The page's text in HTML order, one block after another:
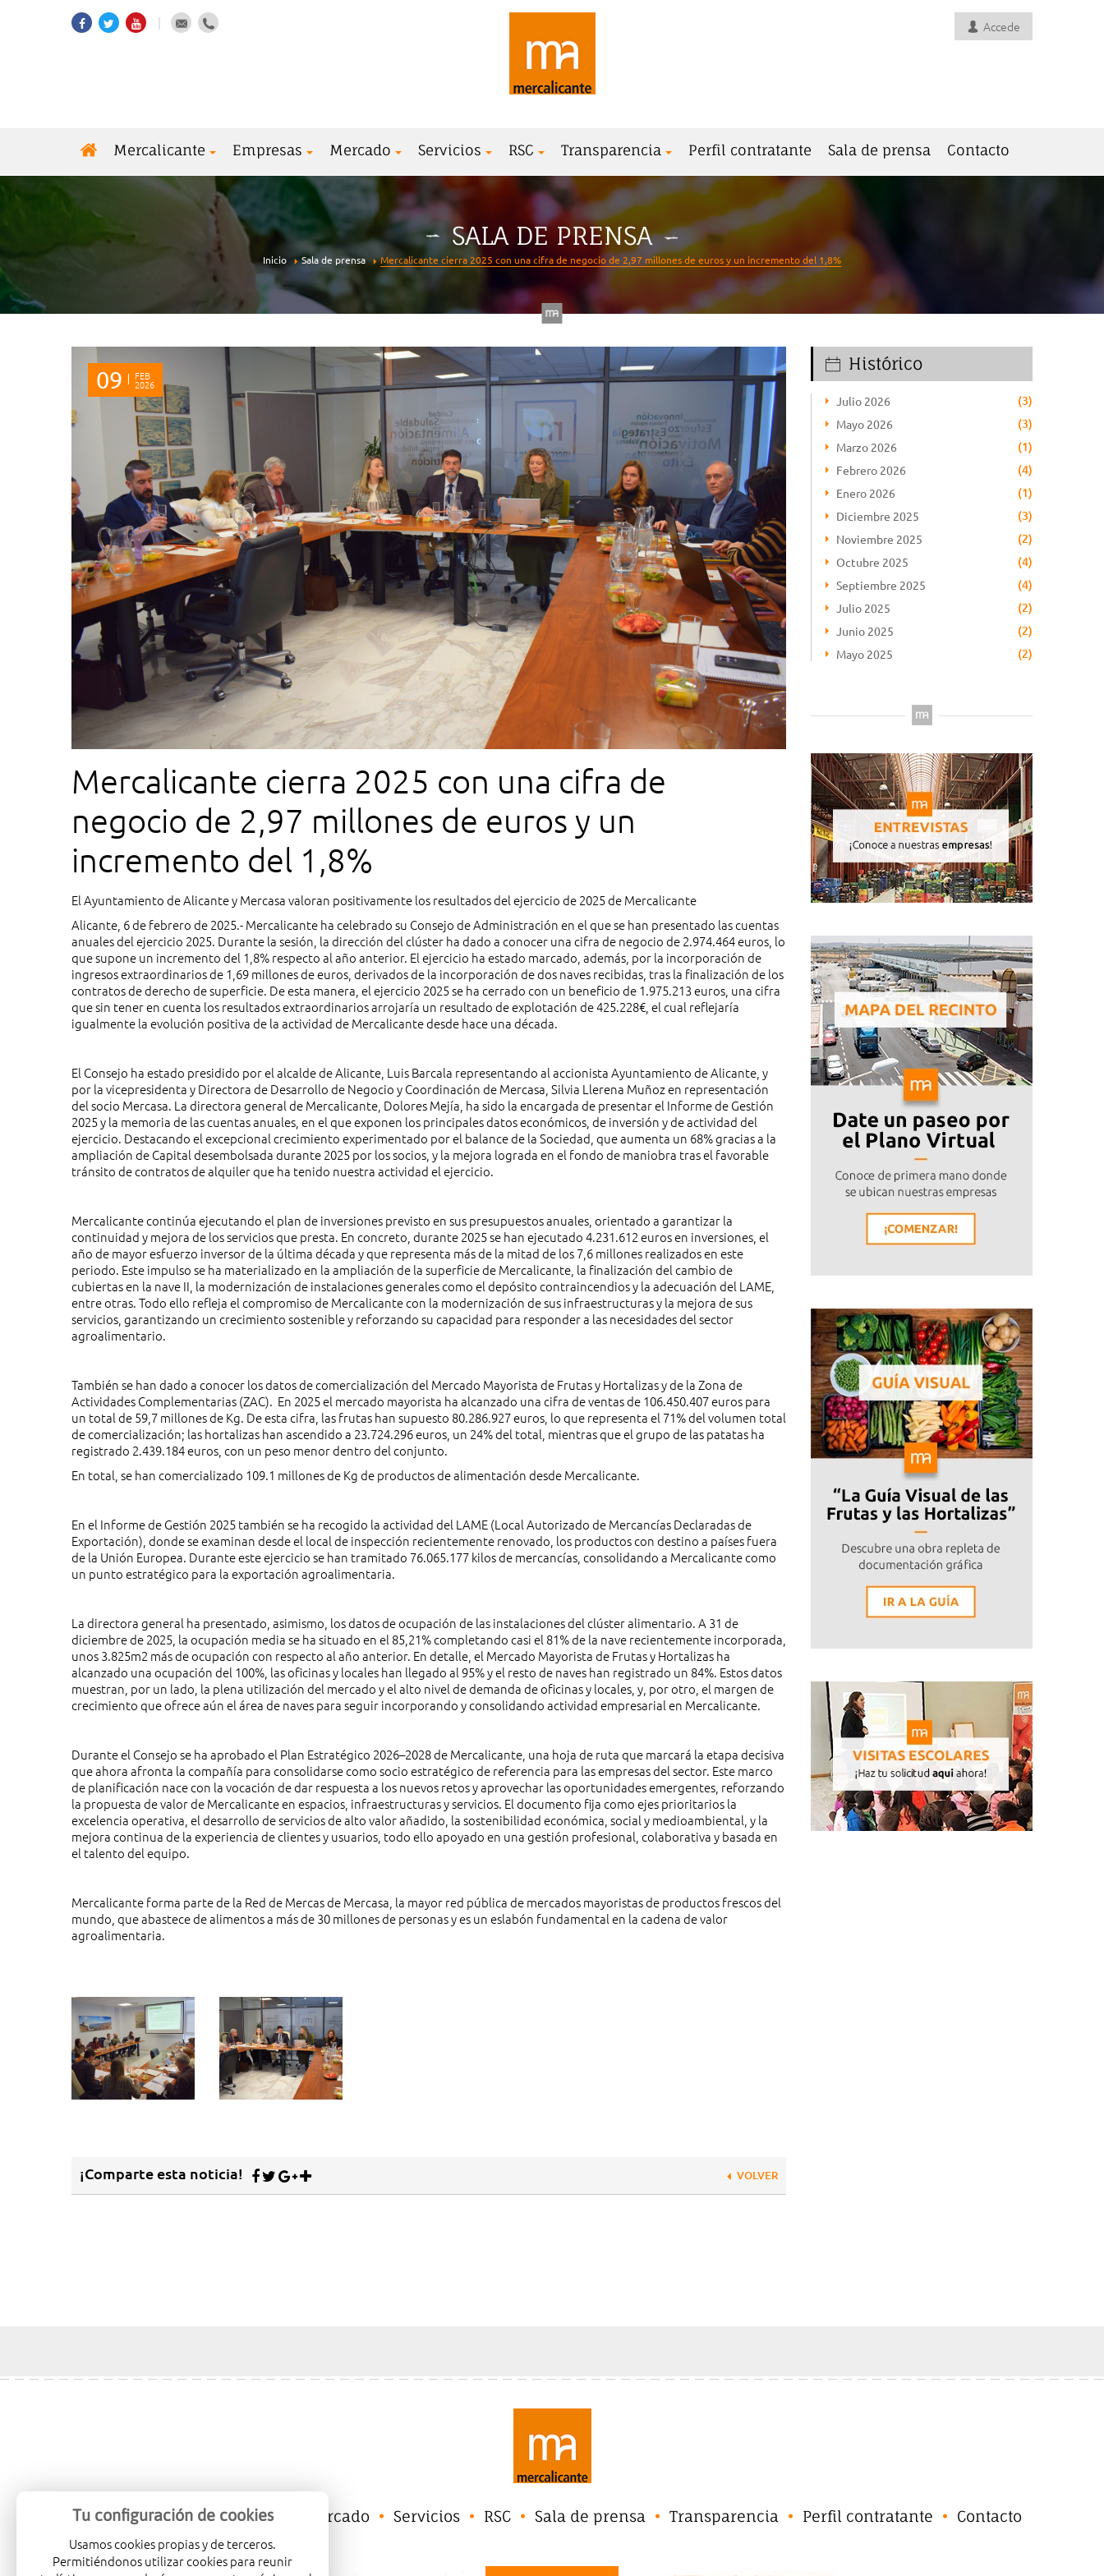
Accede
Mercalicante Empresas Mercado Servicios RSC Transparencia Perfil contratante Sala de prensa Contacto
SALA DE PRENSA
Inicio Sala de prensa Mercalicante cierra 2025 con una cifra de negocio de 2,97 millones de euros y un incremento del 1,8%
09 FEB
2026
Mercalicante cierra 2025 con una cifra de
negocio de 2,97 millones de euros y un
incremento del 1,8%
El Ayuntamiento de Alicante y Mercasa valoran positivamente los resultados del ejercicio de 2025 de Mercalicante
Alicante, 6 de febrero de 2025.- Mercalicante ha celebrado su Consejo de Administración en el que se han presentado las cuentas
anuales del ejercicio 2025. Durante la sesión, la dirección del clúster ha dado a conocer una cifra de negocio de 2.974.464 euros, lo
que supone un incremento del 1,8% respecto al año anterior. El ejercicio ha estado marcado, además, por la incorporación de
ingresos extraordinarios de 1,69 millones de euros, derivados de la incorporación de dos naves recibidas, tras la finalización de los
contratos de derecho de superficie. De esta manera, el ejercicio 2025 se ha cerrado con un beneficio de 1.975.213 euros, una cifra
que sin tener en cuenta los resultados extraordinarios arrojaría un resultado de explotación de 425.228€, el cual reflejaría
igualmente la evolución positiva de la actividad de Mercalicante desde hace una década.
El Consejo ha estado presidido por el alcalde de Alicante, Luis Barcala representando al accionista Ayuntamiento de Alicante, y
por la vicepresidenta y Directora de Desarrollo de Negocio y Coordinación de Mercasa, Silvia Llerena Muñoz en representación
del socio Mercasa. La directora general de Mercalicante, Dolores Mejía, ha sido la encargada de presentar el Informe de Gestión
2025 y la memoria de las cuentas anuales, en el que exponen los principales datos económicos, de inversión y de actividad del
ejercicio. Destacando el excepcional crecimiento experimentado por el balance de la Sociedad, que aumenta un 68% gracias a la
ampliación de Capital desembolsada durante 2025 por los socios, y la mejora lograda en el fondo de maniobra tras el favorable
tránsito de contratos de alquiler que ha tenido nuestra actividad el ejercicio.
Mercalicante continúa ejecutando el plan de inversiones previsto en sus presupuestos anuales, orientado a garantizar la
continuidad y mejora de los servicios que presta. En concreto, durante 2025 se han ejecutado 4.231.612 euros en inversiones, el
año de mayor esfuerzo inversor de la última década y que representa más de la mitad de los 7,6 millones realizados en este
periodo. Este impulso se ha materializado en la ampliación de la superficie de Mercalicante, la finalización del cambio de
cubiertas en la nave II, la modernización de instalaciones generales como el depósito contraincendios y la adecuación del LAME,
entre otras. Todo ello refleja el compromiso de Mercalicante con la modernización de sus infraestructuras y la mejora de sus
servicios, garantizando un crecimiento sostenible y reforzando su capacidad para responder a las necesidades del sector
agroalimentario.
También se han dado a conocer los datos de comercialización del Mercado Mayorista de Frutas y Hortalizas y de la Zona de
Actividades Complementarias (ZAC). En 2025 el mercado mayorista ha alcanzado una cifra de ventas de 106.450.407 euros para
un total de 59,7 millones de Kg. De esta cifra, las frutas han supuesto 80.286.927 euros, lo que representa el 71% del volumen total
de comercialización; las hortalizas han ascendido a 23.724.296 euros, un 24% del total, mientras que el grupo de las patatas ha
registrado 2.439.184 euros, con un peso menor dentro del conjunto.
En total, se han comercializado 109.1 millones de Kg de productos de alimentación desde Mercalicante.
En el Informe de Gestión 2025 también se ha recogido la actividad del LAME (Local Autorizado de Mercancías Declaradas de
Exportación), donde se examinan desde el local de inspección recientemente renovado, los productos con destino a países fuera
de la Unión Europea. Durante este ejercicio se han tramitado 76.065.177 kilos de mercancías, consolidando a Mercalicante como
un punto estratégico para la exportación agroalimentaria.
La directora general ha presentado, asimismo, los datos de ocupación de las instalaciones del clúster alimentario. A 31 de
diciembre de 2025, la ocupación media se ha situado en el 85,21% completando casi el 81% de la nave recientemente incorporada,
unos 3.825m2 más de ocupación con respecto al año anterior. En detalle, el Mercado Mayorista de Frutas y Hortalizas ha
alcanzado una ocupación del 100%, las oficinas y locales han llegado al 95% y el resto de naves han registrado un 84%. Estos datos
muestran, por un lado, la plena utilización del mercado y el alto nivel de demanda de oficinas y locales, y, por otro, el margen de
crecimiento que ofrece aún el área de naves para seguir incorporando y consolidando actividad empresarial en Mercalicante.
Durante el Consejo se ha aprobado el Plan Estratégico 2026–2028 de Mercalicante, una hoja de ruta que marcará la etapa decisiva
que ahora afronta la compañía para consolidarse como socio estratégico de referencia para las empresas del sector. Este marco
de planificación nace con la vocación de dar respuesta a los nuevos retos y aprovechar las oportunidades emergentes, reforzando
la propuesta de valor de Mercalicante en espacios, infraestructuras y servicios. El documento fija como ejes prioritarios la
excelencia operativa, el desarrollo de servicios de alto valor añadido, la sostenibilidad económica, social y medioambiental, y la
mejora continua de la experiencia de clientes y usuarios, todo ello apoyado en una gestión profesional, colaborativa y basada en
el talento del equipo.
Mercalicante forma parte de la Red de Mercas de Mercasa, la mayor red pública de mercados mayoristas de productos frescos del
mundo, que abastece de alimentos a más de 30 millones de personas y es un eslabón fundamental en la cadena de valor
agroalimentaria.
¡Comparte esta noticia! VOLVER
Histórico
Julio 2026 (3)
Mayo 2026 (3)
Marzo 2026 (1)
Febrero 2026 (4)
Enero 2026 (1)
Diciembre 2025 (3)
Noviembre 2025 (2)
Octubre 2025 (4)
Septiembre 2025 (4)
Julio 2025 (2)
Junio 2025 (2)
Mayo 2025 (2)
Mercalicante Empresas Mercado Servicios RSC Sala de prensa Transparencia Perfil contratante Contacto
Tu configuración de cookies
Usamos cookies propias y de terceros.
Permitiéndonos utilizar cookies para reunir